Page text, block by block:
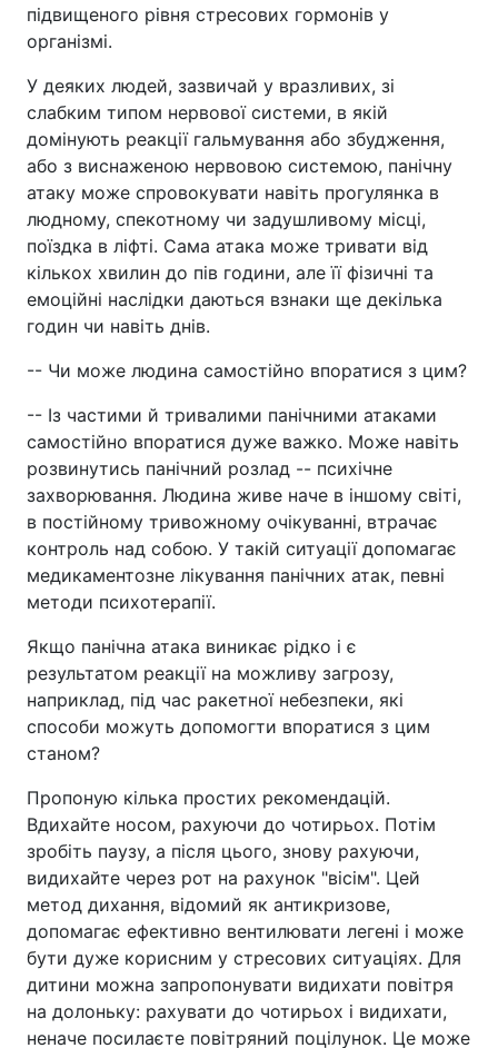
підвищеного рівня стресових гормонів у
організмі.
У деяких людей, зазвичай у вразливих, зі
слабким типом нервової системи, в якій
домінують реакції гальмування або збудження,
або з виснаженою нервовою системою, панічну
атаку може спровокувати навіть прогулянка в
людному, спекотному чи задушливому місці,
поїздка в ліфті. Сама атака може тривати від
кількох хвилин до пів години, але її фізичні та
емоційні наслідки даються взнаки ще декілька
годин чи навіть днів.
-- Чи може людина самостійно впоратися з цим?
-- Із частими й тривалими панічними атаками
самостійно впоратися дуже важко. Може навіть
розвинутись панічний розлад -- психічне
захворювання. Людина живе наче в іншому світі,
в постійному тривожному очікуванні, втрачає
контроль над собою. У такій ситуації допомагає
медикаментозне лікування панічних атак, певні
методи психотерапії.
Якщо панічна атака виникає рідко і є
результатом реакції на можливу загрозу,
наприклад, під час ракетної небезпеки, які
способи можуть допомогти впоратися з цим
станом?
Пропоную кілька простих рекомендацій.
Вдихайте носом, рахуючи до чотирьох. Потім
зробіть паузу, а після цього, знову рахуючи,
видихайте через рот на рахунок "вісім". Цей
метод дихання, відомий як антикризове,
допомагає ефективно вентилювати легені і може
бути дуже корисним у стресових ситуаціях. Для
дитини можна запропонувати видихати повітря
на долоньку: рахувати до чотирьох і видихати,
неначе посилаєте повітряний поцілунок. Це може